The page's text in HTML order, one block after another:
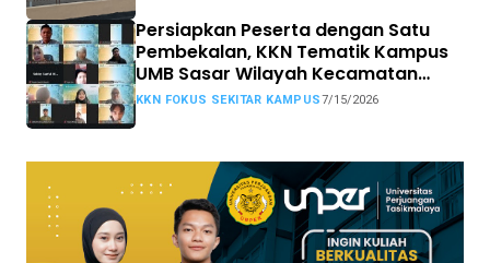
Persiapkan Peserta dengan Satu
Pembekalan, KKN Tematik Kampus
UMB Sasar Wilayah Kecamatan
Sekitar Kampus
KKN FOKUS SEKITAR KAMPUS7/15/2026